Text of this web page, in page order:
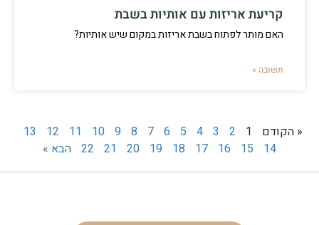
קריעת אריזות עם אותיות בשבת
האם מותר לפתוח בשבת אריזות במקום שיש אותיות?
תשובה »
« הקודם 1
2
3
4
5
6
7
8
9
10
11
12
13
14
15
16
17
18
19
20
21
22 הבא »